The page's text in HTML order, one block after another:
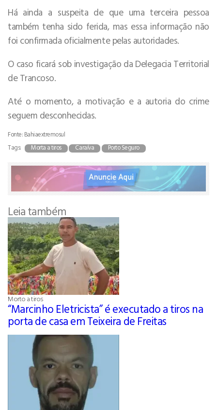
Há ainda a suspeita de que uma terceira pessoa
também tenha sido ferida, mas essa informação não
foi confirmada oficialmente pelas autoridades.
O caso ficará sob investigação da Delegacia Territorial
de Trancoso.
Até o momento, a motivação e a autoria do crime
seguem desconhecidas.
Fonte: Bahiaextremosul
Tags:
Morta a tiros Caraíva Porto Seguro
Leia também
Morto a tiros
“Marcinho Eletricista” é executado a tiros na
porta de casa em Teixeira de Freitas